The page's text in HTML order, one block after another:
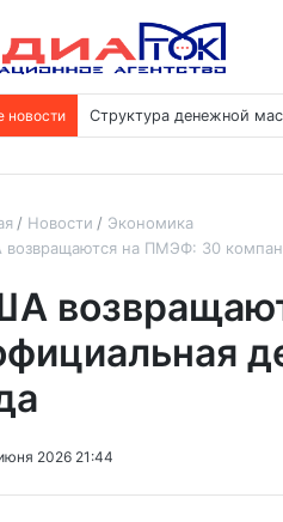
новости Структура денежной
Новости
Экономика
на ПМЭФ: 30
2026 21:44